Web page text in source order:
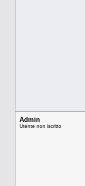
Admin
Utente non iscritto